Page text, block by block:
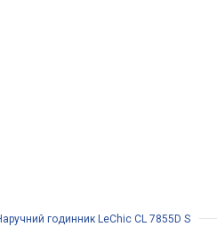
годинник LeChic CL 7855D S